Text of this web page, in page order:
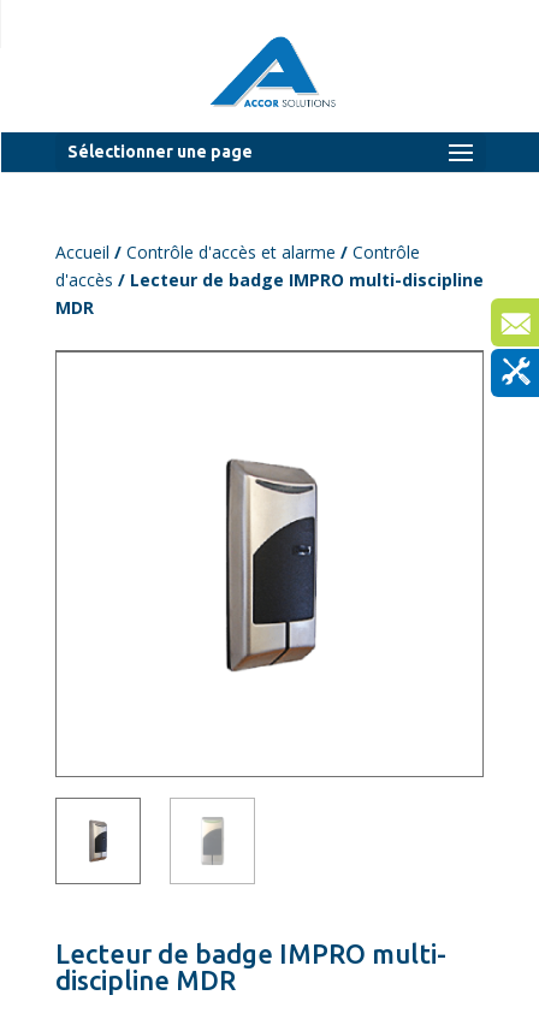
Sélectionner une page
Accueil / Contrôle d'accès et alarme / Contrôle
d'accès / Lecteur de badge IMPRO multi-discipline
MDR
Lecteur de badge IMPRO multi-
discipline MDR